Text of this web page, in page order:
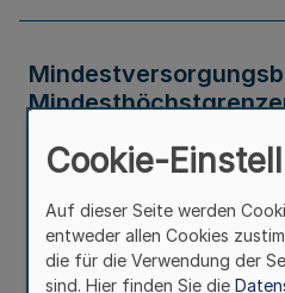
Verwaltungsvorschrift
Cookie-
Auf dieser Seite werden
entweder allen Cookies
die für die Verwendung der
sind. Hier finden Sie die